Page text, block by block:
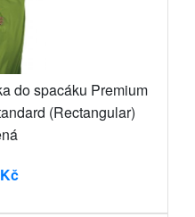
do spacáku Premium
(Rectangular)